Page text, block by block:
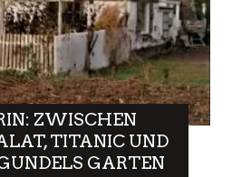
ZWISCHEN
TITANIC UND
GARTEN